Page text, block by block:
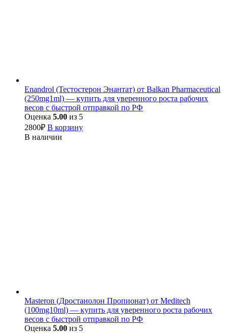
Enandrol (Тестостерон Энантат) от Balkan Pharmaceutical
(250mg1ml) — купить для уверенного роста рабочих
весов с быстрой отправкой по РФ
Оценка 5.00 из 5
2800₽ В корзину
В наличии
Masteron (Дростанолон Пропионат) от Meditech
(100mg10ml) — купить для уверенного роста рабочих
весов с быстрой отправкой по РФ
Оценка 5.00 из 5